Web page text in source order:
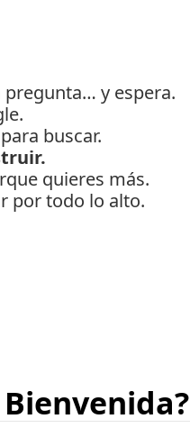
pregunta… y espera.
buscar.
quieres más.
por todo lo alto.